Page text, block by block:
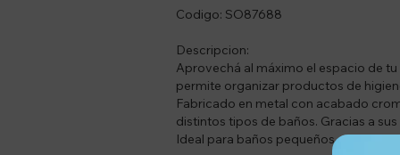
Codigo: SO87688
Descripcion:
Aprovechá al máximo el espacio de
permite organizar productos de
Fabricado en metal con acabado
distintos tipos de baños. Gracias a
Ideal para baños pequeños o para